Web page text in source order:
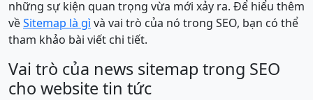
những sự kiện quan trọng vừa mới xảy ra. Để hiểu thêm
vềSitemap là gì và vai trò của nó trong SEO, bạn có thể
tham khảo bài viết chi tiết.
Vai trò của news sitemap trong SEO
cho website tin tức